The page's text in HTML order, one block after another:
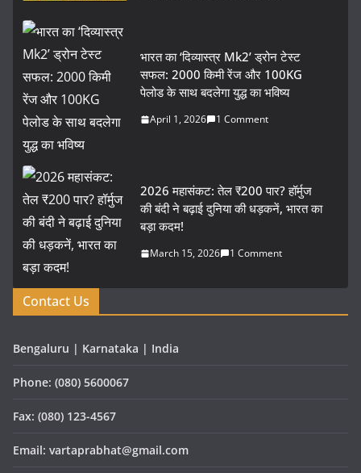
भारत का ‘दिव्यास्त्र Mk2’ ड्रोन टेस्ट
सफल: 2000 किमी रेंज और 100KG
पेलोड के साथ बदलेगा युद्ध का भविष्य
April 1, 2026 1 Comment
2026 महासंकट: तेल ₹200 पार? हॉर्मुज
की बंदी ने बढ़ाई दुनिया की धड़कनें, भारत का
बड़ा कदम!
March 15, 2026 1 Comment
Contact Us
Bengaluru | Karnataka | India
Phone: (080) 5600067
Fax: (080) 123-4567
Email: vartaprabhat@gmail.com